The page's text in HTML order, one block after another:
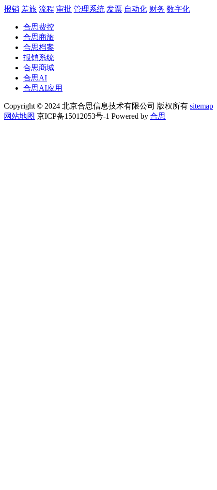
报销 差旅 流程 审批 管理系统 发票 自动化 财务 数字化
合思费控
合思商旅
合思档案
报销系统
合思商城
合思AI
合思AI应用
Copyright © 2024 北京合思信息技术有限公司 版权所有 sitemap
网站地图 京ICP备15012053号-1 Powered by 合思